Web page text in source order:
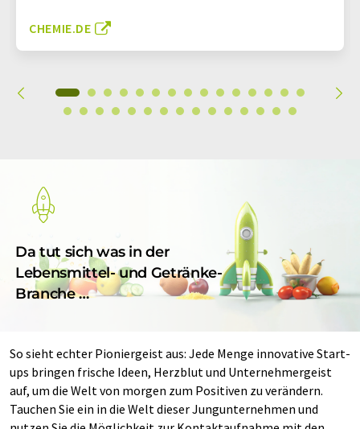
CHEMIE.DE
Da tut sich was in der
Lebensmittel- und Getränke-
Branche …
So sieht echter Pioniergeist aus: Jede Menge innovative Start-
ups bringen frische Ideen, Herzblut und Unternehmergeist
auf, um die Welt von morgen zum Positiven zu verändern.
Tauchen Sie ein in die Welt dieser Jungunternehmen und